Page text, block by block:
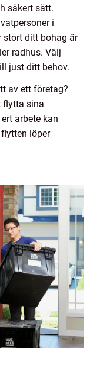
säkert sätt.
i
stort ditt bohag är
radhus. Välj
just ditt behov.
av ett företag?
flytta sina
arbete kan
löper